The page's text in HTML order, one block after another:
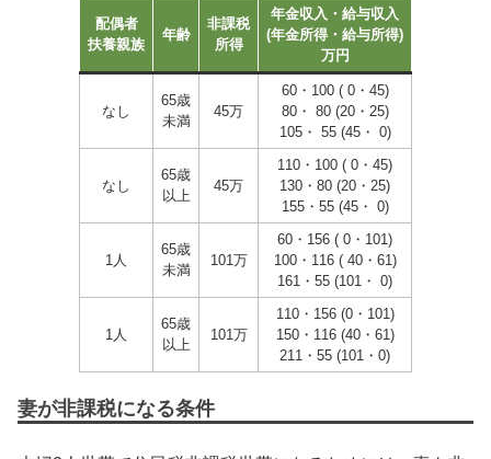
配偶者
扶養親族
年齢
非課税
所得
年金収入・給与収入
(年金所得・給与所得)
万円
なし
65歳
未満
45万
60・100 ( 0・45)
80・ 80 (20・25)
105・ 55 (45・ 0)
なし
65歳
以上
45万
110・100 ( 0・45)
130・80 (20・25)
155・55 (45・ 0)
1人
65歳
未満
101万
60・156 ( 0・101)
100・116 ( 40・61)
161・55 (101・ 0)
1人
65歳
以上
101万
110・156 (0・101)
150・116 (40・61)
211・55 (101・0)
妻が非課税になる条件